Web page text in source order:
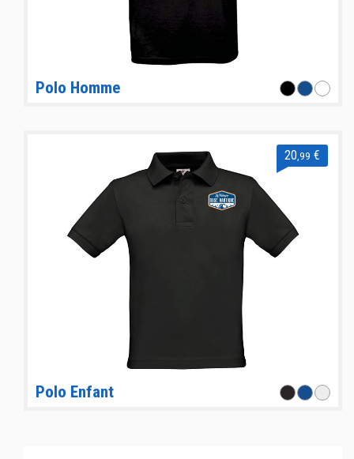
Polo Homme
20 ,99 €
Polo Enfant